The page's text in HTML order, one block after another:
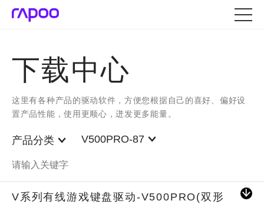
下载中心
这里有各种产品的驱动软件，方便您根据自己的喜好、偏好设
置产品性能，使用更顺心，迸发更多能量。
产品分类 V500PRO-87
V系列有线游戏键盘驱动-V500PRO(双形